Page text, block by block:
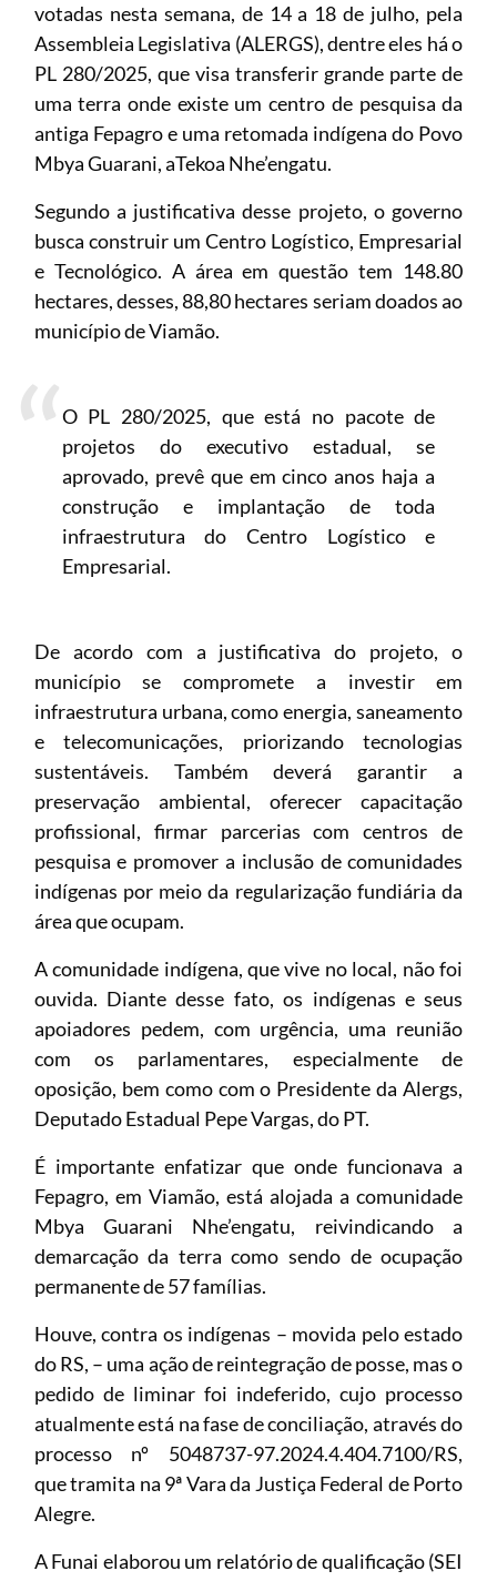
votadas nesta semana, de 14 a 18 de julho, pela
Assembleia Legislativa (ALERGS), dentre eles há o
PL 280/2025, que visa transferir grande parte de
uma terra onde existe um centro de pesquisa da
antiga Fepagro e uma retomada indígena do Povo
Mbya Guarani, aTekoa Nhe’engatu.
Segundo a justificativa desse projeto, o governo
busca construir um Centro Logístico, Empresarial
e Tecnológico. A área em questão tem 148.80
hectares, desses, 88,80 hectares seriam doados ao
município de Viamão.
O PL 280/2025, que está no pacote de
projetos do executivo estadual, se
aprovado, prevê que em cinco anos haja a
construção e implantação de toda
infraestrutura do Centro Logístico e
Empresarial.
De acordo com a justificativa do projeto, o
município se compromete a investir em
infraestrutura urbana, como energia, saneamento
e telecomunicações, priorizando tecnologias
sustentáveis. Também deverá garantir a
preservação ambiental, oferecer capacitação
profissional, firmar parcerias com centros de
pesquisa e promover a inclusão de comunidades
indígenas por meio da regularização fundiária da
área que ocupam.
A comunidade indígena, que vive no local, não foi
ouvida. Diante desse fato, os indígenas e seus
apoiadores pedem, com urgência, uma reunião
com os parlamentares, especialmente de
oposição, bem como com o Presidente da Alergs,
Deputado Estadual Pepe Vargas, do PT.
É importante enfatizar que onde funcionava a
Fepagro, em Viamão, está alojada a comunidade
Mbya Guarani Nhe’engatu, reivindicando a
demarcação da terra como sendo de ocupação
permanente de 57 famílias.
Houve, contra os indígenas – movida pelo estado
do RS, – uma ação de reintegração de posse, mas o
pedido de liminar foi indeferido, cujo processo
atualmente está na fase de conciliação, através do
processo nº 5048737-97.2024.4.404.7100/RS,
que tramita na 9ª Vara da Justiça Federal de Porto
Alegre.
A Funai elaborou um relatório de qualificação (SEI